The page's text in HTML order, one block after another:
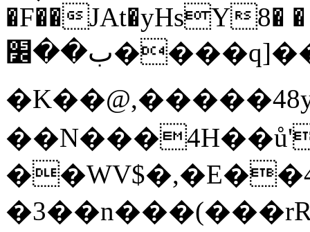
�F��JAt�yHsY8�
ب��׼����q]��Pj